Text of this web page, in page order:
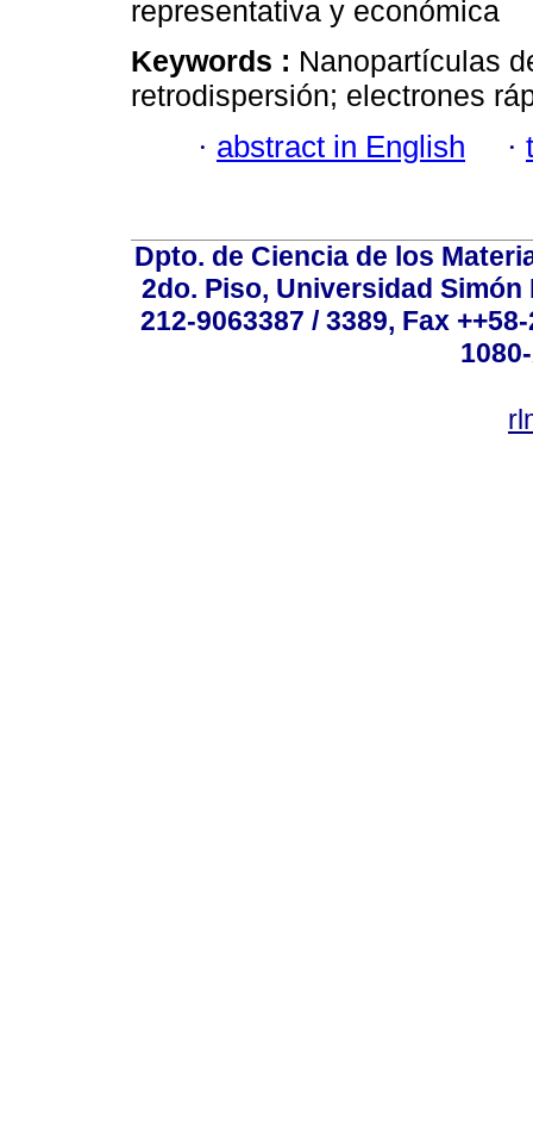
representativa y económica
Keywords : Nanopartículas
retrodispersión; electrones
· abstract in English ·
Dpto. de Ciencia de los
2do. Piso, Universidad
212-9063387 / 3389, Fax